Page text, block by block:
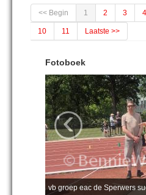
<< Begin 1 2 3 4
10 11 Laatste >>
Fotoboek
vb groep eac de Sperwers
‹